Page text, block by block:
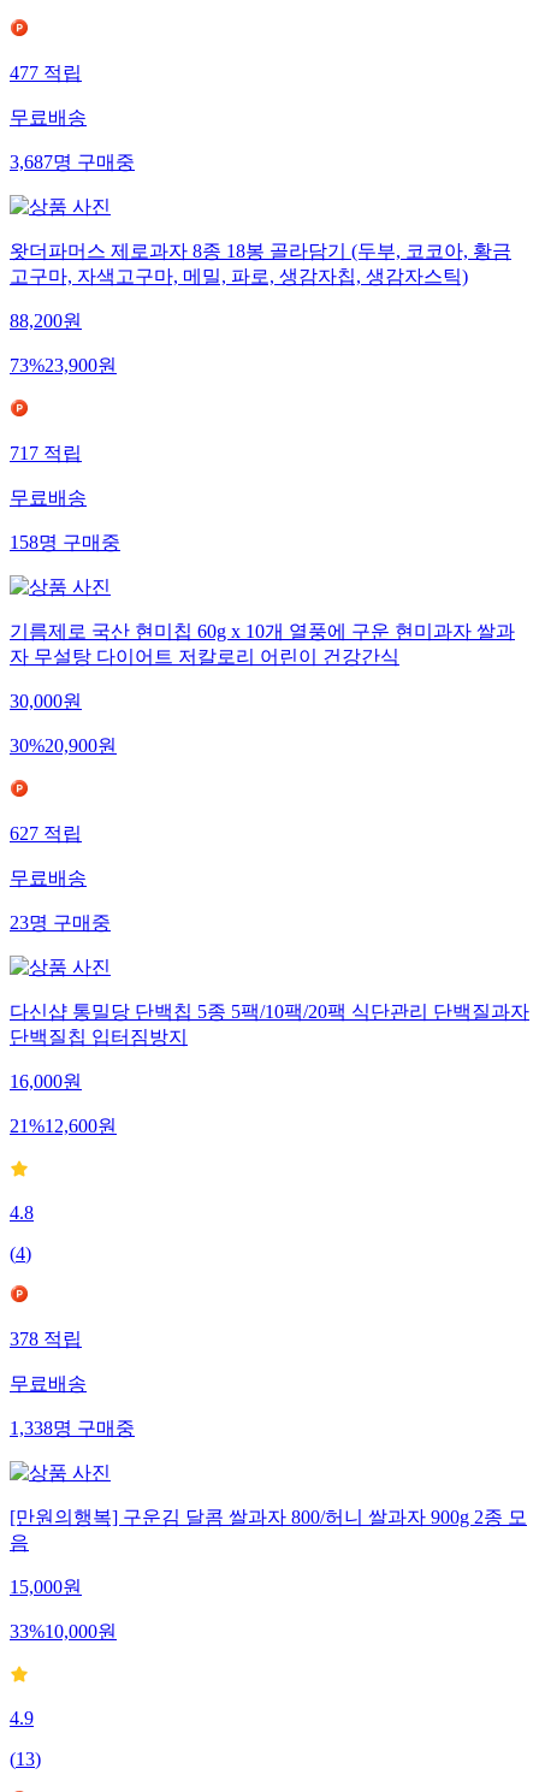
477 적립
무료배송
3,687명 구매중
왓더파머스 제로과자 8종 18봉 골라담기 (두부, 코코아, 황금
고구마, 자색고구마, 메밀, 파로, 생감자칩, 생감자스틱)
88,200원
73%23,900원
717 적립
무료배송
158명 구매중
기름제로 국산 현미칩 60g x 10개 열풍에 구운 현미과자 쌀과
자 무설탕 다이어트 저칼로리 어린이 건강간식
30,000원
30%20,900원
627 적립
무료배송
23명 구매중
다신샵 통밀당 단백칩 5종 5팩/10팩/20팩 식단관리 단백질과자
단백질칩 입터짐방지
16,000원
21%12,600원
4.8
(4)
378 적립
무료배송
1,338명 구매중
[만원의행복] 구운김 달콤 쌀과자 800/허니 쌀과자 900g 2종 모
음
15,000원
33%10,000원
4.9
(13)